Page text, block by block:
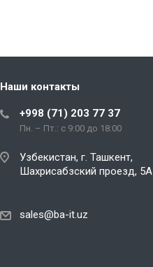
Наши контакты
+998 (71) 203 77 37
Пн. – Пт.: с 9:00 до 18:00
Узбекистан, г. Ташкент,
Шахрисабзский проезд, 5А
sales@ba-it.uz